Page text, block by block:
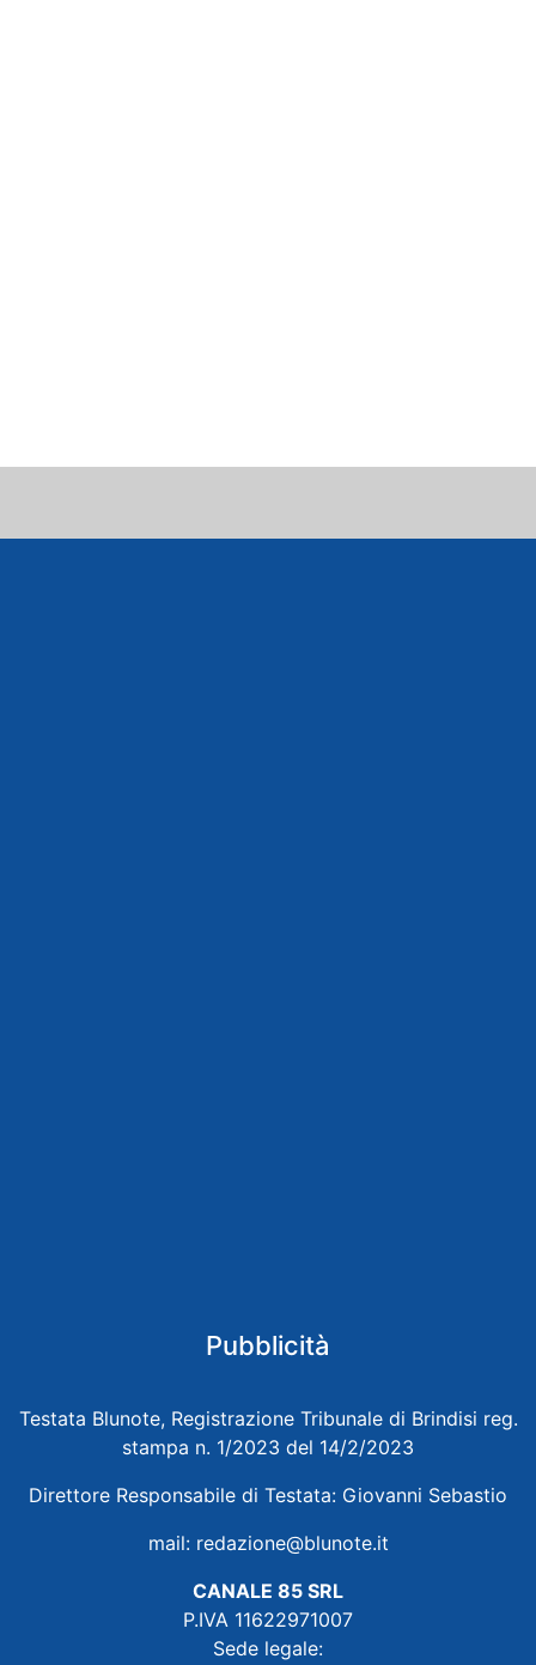
Pubblicità
Testata Blunote, Registrazione Tribunale di Brindisi reg.
stampa n. 1/2023 del 14/2/2023
Direttore Responsabile di Testata: Giovanni Sebastio
mail: redazione@blunote.it
CANALE 85 SRL
P.IVA 11622971007
Sede legale: